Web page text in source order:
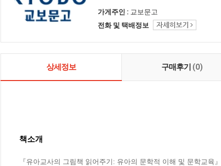
가게주인 : 교보문고
전화 및 택배정보
상세정보 구매후기 (0)
책소개
『유아교사의 그림책 읽어주기: 유아의 문학적 이해 및 문학교